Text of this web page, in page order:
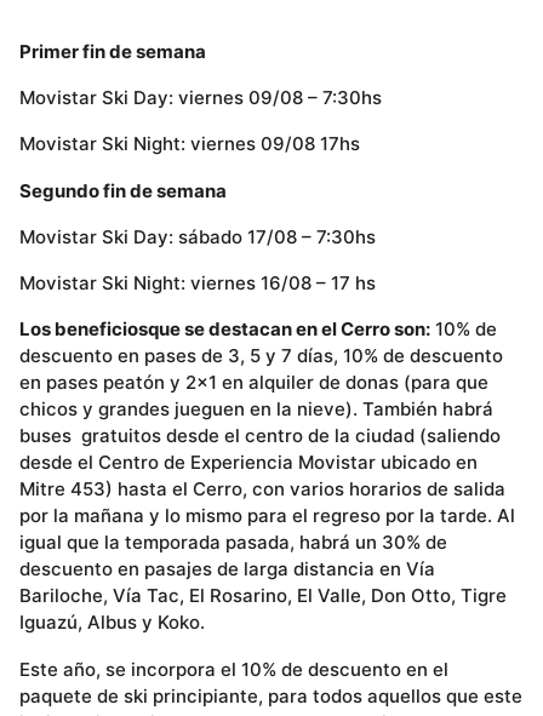
Primer fin de semana
Movistar Ski Day: viernes 09/08 – 7:30hs
Movistar Ski Night: viernes 09/08 17hs
Segundo fin de semana
Movistar Ski Day: sábado 17/08 – 7:30hs
Movistar Ski Night: viernes 16/08 – 17 hs
Los beneficiosque se destacan en el Cerro son: 10% de
descuento en pases de 3, 5 y 7 días, 10% de descuento
en pases peatón y 2×1 en alquiler de donas (para que
chicos y grandes jueguen en la nieve). También habrá
buses gratuitos desde el centro de la ciudad (saliendo
desde el Centro de Experiencia Movistar ubicado en
Mitre 453) hasta el Cerro, con varios horarios de salida
por la mañana y lo mismo para el regreso por la tarde. Al
igual que la temporada pasada, habrá un 30% de
descuento en pasajes de larga distancia en Vía
Bariloche, Vía Tac, El Rosarino, El Valle, Don Otto, Tigre
Iguazú, Albus y Koko.
Este año, se incorpora el 10% de descuento en el
paquete de ski principiante, para todos aquellos que este